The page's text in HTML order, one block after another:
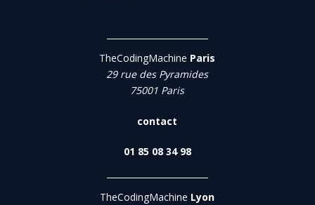
TheCodingMachine Paris
29 rue des Pyramides
75001 Paris
contact
01 85 08 34 98
TheCodingMachine Lyon